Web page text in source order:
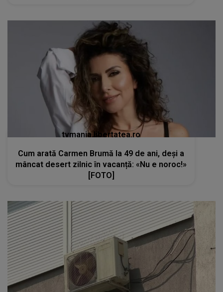
tvmania.libertatea.ro
Cum arată Carmen Brumă la 49 de ani, deși a
mâncat desert zilnic în vacanță: «Nu e noroc!»
[FOTO]